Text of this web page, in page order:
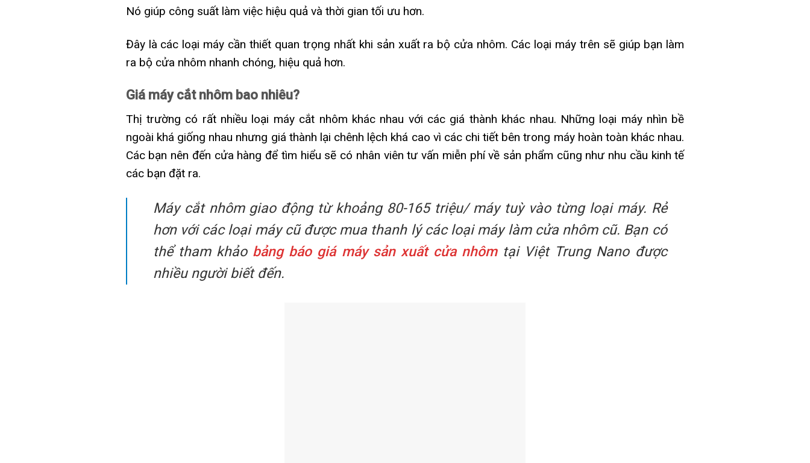
Nó giúp công suất làm việc hiệu quả và thời gian tối ưu hơn.
Đây là các loại máy cần thiết quan trọng nhất khi sản xuất ra bộ cửa nhôm. Các loại máy trên sẽ giúp bạn làm
ra bộ cửa nhôm nhanh chóng, hiệu quả hơn.
Giá máy cắt nhôm bao nhiêu?
Thị trường có rất nhiều loại máy cắt nhôm khác nhau với các giá thành khác nhau. Những loại máy nhìn bề
ngoài khá giống nhau nhưng giá thành lại chênh lệch khá cao vì các chi tiết bên trong máy hoàn toàn khác nhau.
Các bạn nên đến cửa hàng để tìm hiểu sẽ có nhân viên tư vấn miễn phí về sản phẩm cũng như nhu cầu kinh tế
các bạn đặt ra.
Máy cắt nhôm giao động từ khoảng 80-165 triệu/ máy tuỳ vào từng loại máy. Rẻ
hơn với các loại máy cũ được mua thanh lý các loại máy làm cửa nhôm cũ. Bạn có
thể tham khảo bảng báo giá máy sản xuất cửa nhômtại Việt Trung Nano được
nhiều người biết đến.